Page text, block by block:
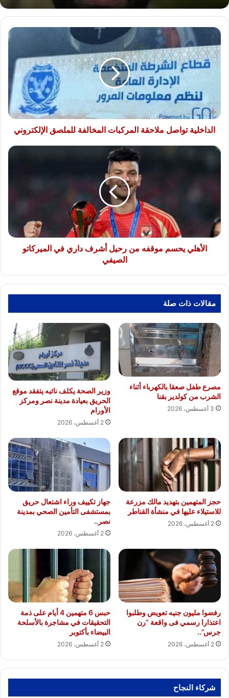
الداخلية
ملاحقة
المركبات
الإلكتروني
الداخلية تواصل ملاحقة المركبات المخالفة للملصق الإلكتروني
الأهلي
في
الميركاتو
الصيفيالأهلي يحسم موقفه من رحيل أشرف داري في الميركاتو
الصيفي
مقالات ذات صلة
مصرع طفل صعقا بالكهرباء أثناء
الشرب من كولدير بقنا
3 أغسطس، 2026
وزير الصحة يكلف نائبه يتفقد موقع
الحريق بعيادة مدينة نصر ومركز
الأورام
2 أغسطس، 2026
حجز المتهمين بتهديد مالك مزرعة
للاستيلاء عليها في منشأة القناطر
2 أغسطس، 2026
جهاز تكييف وراء اشتعال حريق
بمستشفى التأمين الصحي بمدينة
نصر..
2 أغسطس، 2026
رفضوا مليون جنيه تعويض وطلبوا
اعتذارا رسمي فى واقعة “رن
جرس”..
2 أغسطس، 2026
حبس 6 متهمين 4 أيام على ذمة
التحقيقات في مشاجرة بالأسلحة
البيضاء بأكتوبر
2 أغسطس، 2026
شركاء النجاح